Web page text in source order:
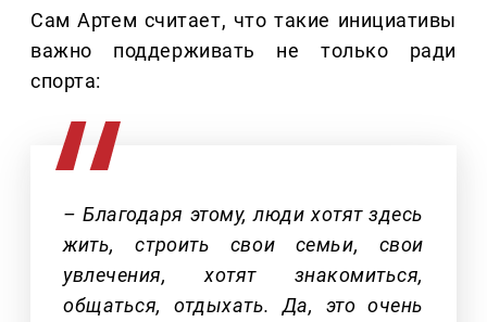
Сам Артем считает, что такие инициативы
важно поддерживать не только ради
спорта:
– Благодаря этому, люди хотят здесь
жить, строить свои семьи, свои
увлечения, хотят знакомиться,
общаться, отдыхать. Да, это очень